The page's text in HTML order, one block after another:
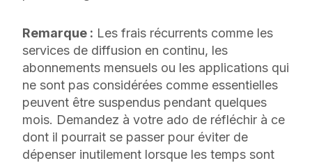
Remarque : Les frais récurrents comme les
services de diffusion en continu, les
abonnements mensuels ou les applications qui
ne sont pas considérées comme essentielles
peuvent être suspendus pendant quelques
mois. Demandez à votre ado de réfléchir à ce
dont il pourrait se passer pour éviter de
dépenser inutilement lorsque les temps sont